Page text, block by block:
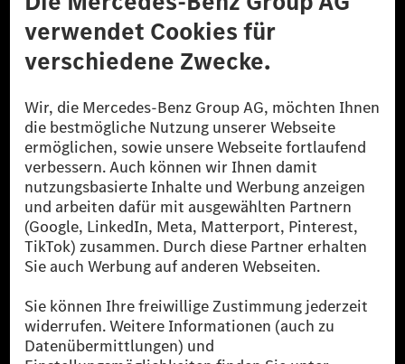
Datenschutz Lizenzhinweise Dritter Barrierefreiheit
© 2026 Mercedes-Benz Group AG. Alle Rechte vorbehalten.
[1] Bilanziell CO₂-neutral bedeutet, dass nicht vermiedene oder nicht
reduzierte CO₂-Emissionen bei der Mercedes-Benz Group durch
zertifizierte Ausgleichsprojekte kompensiert werden.
[2] Renewable Charging ist ein integraler Bestandteil von MB.CHARGE
Public in Europa, den USA, Kanada und China. Sofern an der jeweiligen
Ladestation noch kein Strom aus erneuerbaren Energien vorliegt,
verwendet Renewable Charging Grünstromzertifikate*. Diese stellen
sicher, dass für Ladevorgänge über MB.CHARGE Public eine äquivalente
Strommenge aus erneuerbaren Energien ins Stromnetz eingespeist wird.
als sechs Jahre sind.
* Inkl. EKOenergy Ökolabel
* Die angegebenen Werte wurden nach dem vorgeschriebenen
Messverfahren WLTP (Worldwide harmonised Light vehicles Test